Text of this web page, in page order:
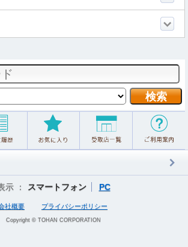
示 ： スマートフォン PC
社概要 プライバシーポリシー
Copyright © TOHAN CORPORATION